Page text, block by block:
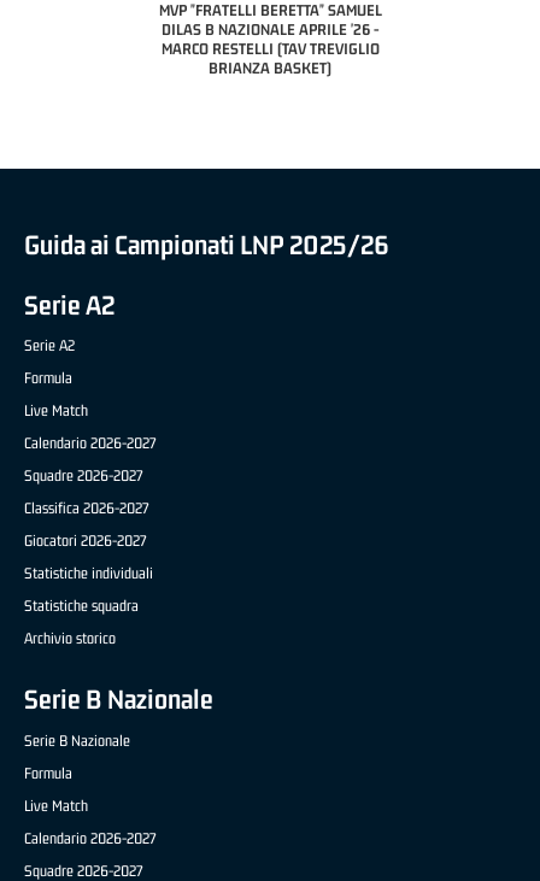
MVP "FRATELLI BERETTA" SAMUEL
DILAS B NAZIONALE APRILE '26 -
MARCO RESTELLI (TAV TREVIGLIO
BRIANZA BASKET)
Guida ai Campionati LNP 2025/26
Serie A2
Serie A2
Formula
Live Match
Calendario 2026-2027
Squadre 2026-2027
Classifica 2026-2027
Giocatori 2026-2027
Statistiche individuali
Statistiche squadra
Archivio storico
Serie B Nazionale
Serie B Nazionale
Formula
Live Match
Calendario 2026-2027
Squadre 2026-2027